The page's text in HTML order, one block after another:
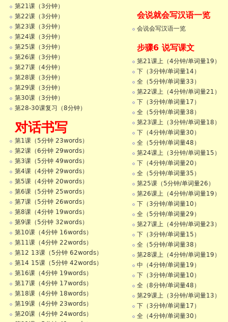
第21课（3分钟）
第22课（3分钟）
第23课（3分钟）
第24课（3分钟）
第25课（3分钟）
第26课（3分钟）
第27课（4分钟）
第28课（3分钟）
第29课（3分钟）
第30课（3分钟）
第28-30课复习（8分钟）
对话书写
第1课（5分钟 23words）
第2课（6分钟 29words）
第3课（5分钟 49words）
第4课（4分钟 29words）
第5课（4分钟 20words）
第6课（5分钟 25words）
第7课（5分钟 26words）
第8课（4分钟 19words）
第9课（5分钟 32words）
第10课（4分钟 16words）
第11课（4分钟 22words）
第12 13课（5分钟 62words）
第14 15课（5分钟 42words）
第16课（4分钟 19words）
第17课（4分钟 17words）
第18课（4分钟 18words）
第19课（4分钟 23words）
第20课（4分钟 24words）
会说就会写汉语一览
会说会写汉语一览
步骤6 说写课文
第21课上（4分钟/单词量19）
下（3分钟/单词量14）
全（5分钟/单词量33）
第22课上（4分钟/单词量21）
下（3分钟/单词量17）
全（5分钟/单词量38）
第23课上（3分钟/单词量18）
下（4分钟/单词量30）
全（5分钟/单词量48）
第24课上（3分钟/单词量15）
下（4分钟/单词量20）
全（5分钟/单词量35）
第25课（5分钟/单词量26）
第26课上（4分钟/单词量19）
下（3分钟/单词量10）
全（5分钟/单词量29）
第27课上（4分钟/单词量23）
下（3分钟/单词量15）
全（5分钟/单词量38）
第28课上（4分钟/单词量19）
中（4分钟/单词量19）
下（3分钟/单词量10）
全（8分钟/单词量48）
第29课上（3分钟/单词量13）
下（3分钟/单词量17）
全（4分钟/单词量30）